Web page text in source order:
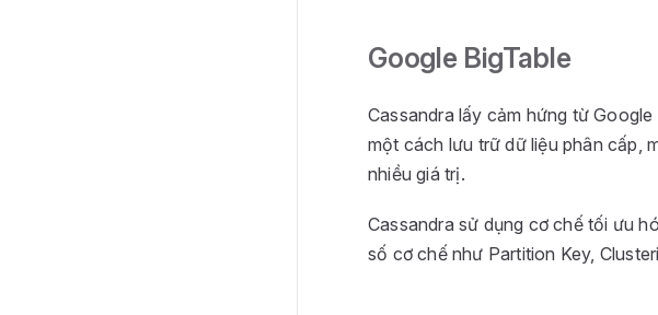
Google BigTable
Cassandra lấy cảm hứng từ
một cách lưu trữ dữ liệu phân cấp,
nhiều giá trị.
Cassandra sử dụng cơ chế tối ưu
số cơ chế như Partition Key,